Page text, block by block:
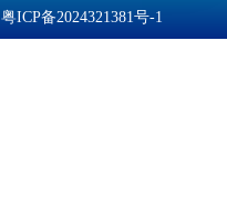
粤ICP备2024321381号-1